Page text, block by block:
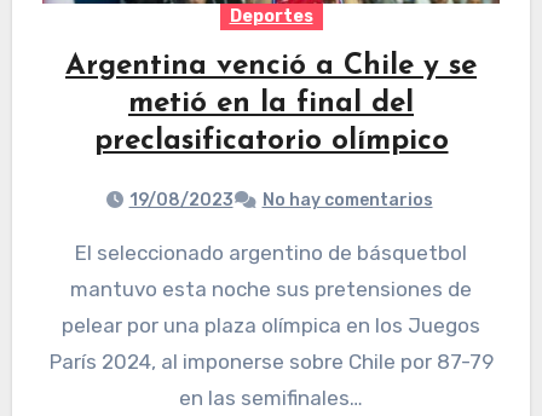
Deportes
Argentina venció a Chile y se
metió en la final del
preclasificatorio olímpico
19/08/2023 No hay comentarios
El seleccionado argentino de básquetbol
mantuvo esta noche sus pretensiones de
pelear por una plaza olímpica en los Juegos
París 2024, al imponerse sobre Chile por 87-79
en las semifinales…